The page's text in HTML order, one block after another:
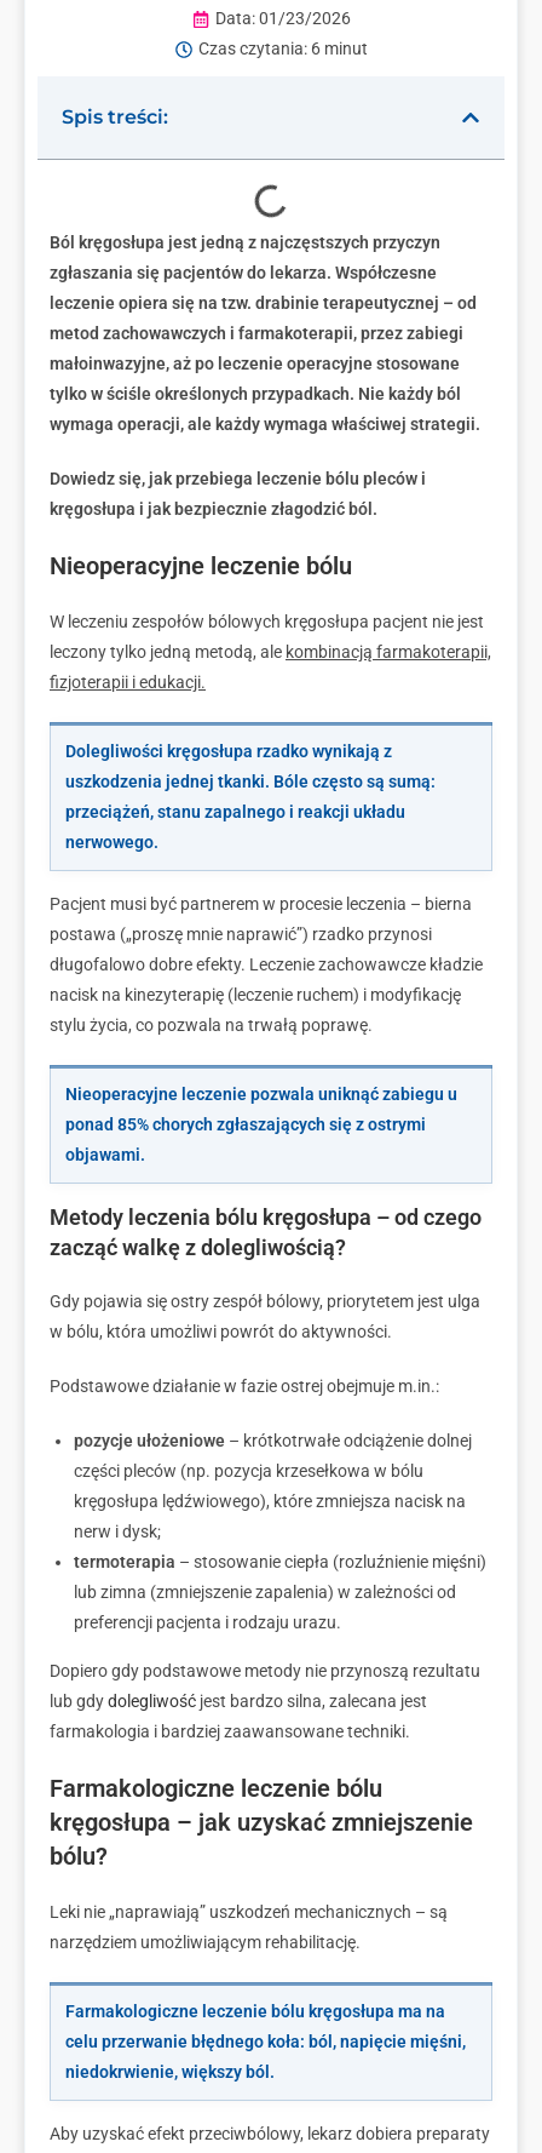
Data:01/23/2026
Czas czytania: 6 minut
Spis treści:
Ból kręgosłupa jest jedną z najczęstszych przyczyn
zgłaszania się pacjentów do lekarza. Współczesne
leczenie opiera się na tzw. drabinie terapeutycznej – od
metod zachowawczych i farmakoterapii, przez zabiegi
małoinwazyjne, aż po leczenie operacyjne stosowane
tylko w ściśle określonych przypadkach. Nie każdy ból
wymaga operacji, ale każdy wymaga właściwej strategii.
Dowiedz się, jak przebiega leczenie bólu pleców i
kręgosłupa i jak bezpiecznie złagodzić ból.
Nieoperacyjne leczenie bólu
W leczeniu zespołów bólowych kręgosłupa pacjent nie jest
leczony tylko jedną metodą, ale kombinacją farmakoterapii,
fizjoterapii i edukacji.
Dolegliwości kręgosłupa rzadko wynikają z
uszkodzenia jednej tkanki. Bóle często są sumą:
przeciążeń, stanu zapalnego i reakcji układu
nerwowego.
Pacjent musi być partnerem w procesie leczenia – bierna
postawa („proszę mnie naprawić”) rzadko przynosi
długofalowo dobre efekty. Leczenie zachowawcze kładzie
nacisk na kinezyterapię (leczenie ruchem) i modyfikację
stylu życia, co pozwala na trwałą poprawę.
Nieoperacyjne leczenie pozwala uniknąć zabiegu u
ponad 85% chorych zgłaszających się z ostrymi
objawami.
Metody leczenia bólu kręgosłupa – od czego
zacząć walkę z dolegliwością?
Gdy pojawia się ostry zespół bólowy, priorytetem jest ulga
w bólu, która umożliwi powrót do aktywności.
Podstawowe działanie w fazie ostrej obejmuje m.in.:
pozycje ułożeniowe – krótkotrwałe odciążenie dolnej
części pleców (np. pozycja krzesełkowa w bólu
kręgosłupa lędźwiowego), które zmniejsza nacisk na
nerw i dysk;
termoterapia – stosowanie ciepła (rozluźnienie mięśni)
lub zimna (zmniejszenie zapalenia) w zależności od
preferencji pacjenta i rodzaju urazu.
Dopiero gdy podstawowe metody nie przynoszą rezultatu
lub gdydolegliwość jest bardzo silna, zalecana jest
farmakologia i bardziej zaawansowane techniki.
Farmakologiczne leczenie bólu
kręgosłupa – jak uzyskać zmniejszenie
bólu?
Leki nie „naprawiają” uszkodzeń mechanicznych – są
narzędziem umożliwiającym rehabilitację.
Farmakologiczne leczenie bólu kręgosłupa ma na
celu przerwanie błędnego koła: ból, napięcie mięśni,
niedokrwienie, większy ból.
Aby uzyskać efekt przeciwbólowy, lekarz dobiera preparaty